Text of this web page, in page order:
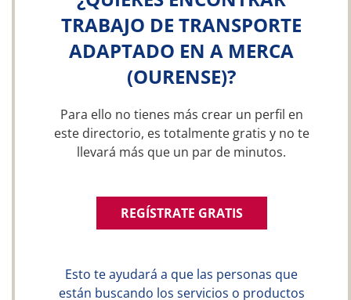
TRABAJO DE TRANSPORTE
ADAPTADO EN A MERCA
(OURENSE)?
Para ello no tienes más crear un perfil en
este directorio, es totalmente gratis y no te
llevará más que un par de minutos.
REGÍSTRATE GRATIS
Esto te ayudará a que las personas que
están buscando los servicios o productos